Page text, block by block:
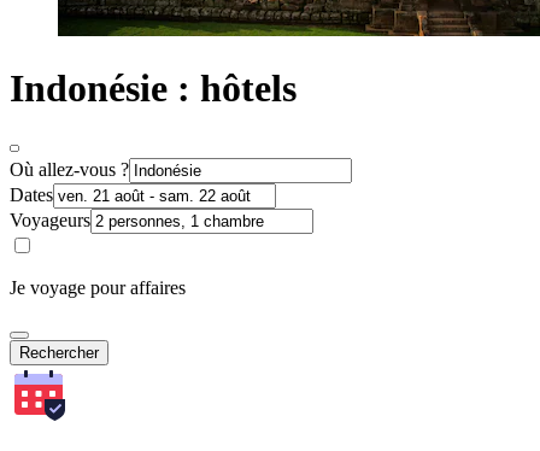
Indonésie : hôtels
Où allez-vous ?
Dates
Voyageurs
Je voyage pour affaires
Rechercher